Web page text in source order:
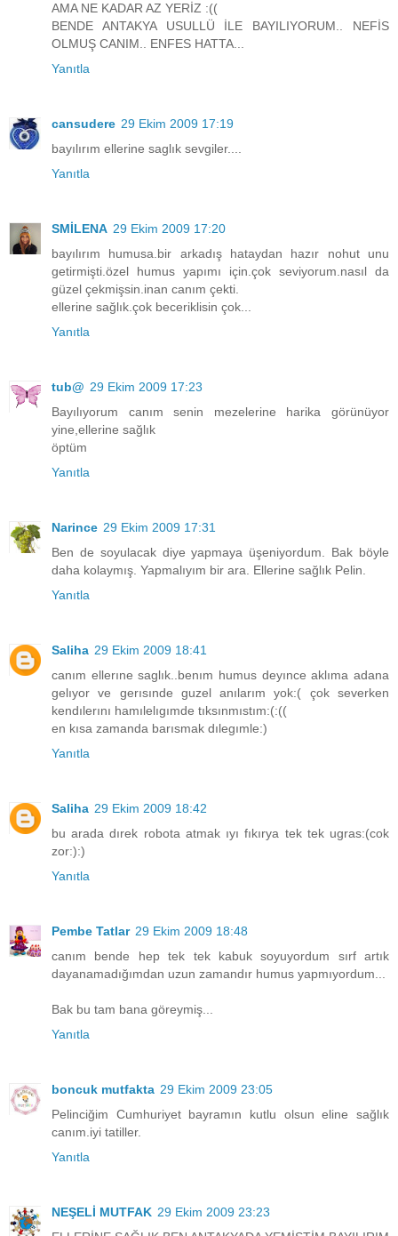
AMA NE KADAR AZ YERİZ :((
BENDE ANTAKYA USULLÜ İLE BAYILIYORUM.. NEFİS
OLMUŞ CANIM.. ENFES HATTA...
Yanıtla
cansudere 29 Ekim 2009 17:19
bayılırım ellerine saglık sevgiler....
Yanıtla
SMİLENA 29 Ekim 2009 17:20
bayılırım humusa.bir arkadış hataydan hazır nohut unu
getirmişti.özel humus yapımı için.çok seviyorum.nasıl da
güzel çekmişsin.inan canım çekti.
ellerine sağlık.çok beceriklisin çok...
Yanıtla
tub@ 29 Ekim 2009 17:23
Bayılıyorum canım senin mezelerine harika görünüyor
yine,ellerine sağlık
öptüm
Yanıtla
Narince 29 Ekim 2009 17:31
Ben de soyulacak diye yapmaya üşeniyordum. Bak böyle
daha kolaymış. Yapmalıyım bir ara. Ellerine sağlık Pelin.
Yanıtla
Saliha 29 Ekim 2009 18:41
canım ellerıne saglık..benım humus deyınce aklıma adana
gelıyor ve gerısınde guzel anılarım yok:( çok severken
kendılerını hamılelıgımde tıksınmıstım:(:((
en kısa zamanda barısmak dılegımle:)
Yanıtla
Saliha 29 Ekim 2009 18:42
bu arada dırek robota atmak ıyı fıkırya tek tek ugras:(cok
zor:):)
Yanıtla
Pembe Tatlar 29 Ekim 2009 18:48
canım bende hep tek tek kabuk soyuyordum sırf artık
dayanamadığımdan uzun zamandır humus yapmıyordum...
Bak bu tam bana göreymiş...
Yanıtla
boncuk mutfakta 29 Ekim 2009 23:05
Pelinciğim Cumhuriyet bayramın kutlu olsun eline sağlık
canım.iyi tatiller.
Yanıtla
NEŞELİ MUTFAK 29 Ekim 2009 23:23